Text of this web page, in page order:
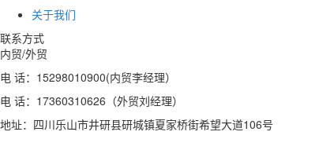
关于我们
联系方式
内贸/外贸
电 话：15298010900(内贸李经理）
电 话：17360310626（外贸刘经理）
地址：四川乐山市井研县研城镇夏家桥街希望大道106号